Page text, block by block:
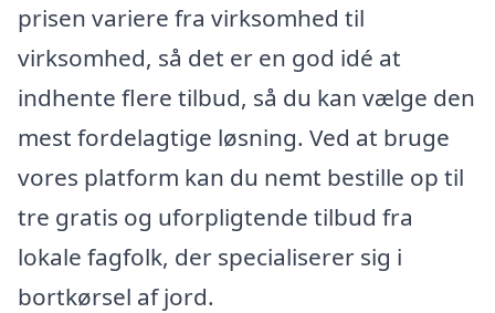
prisen variere fra virksomhed til
virksomhed, så det er en god idé at
indhente flere tilbud, så du kan vælge den
mest fordelagtige løsning. Ved at bruge
vores platform kan du nemt bestille op til
tre gratis og uforpligtende tilbud fra
lokale fagfolk, der specialiserer sig i
bortkørsel af jord.